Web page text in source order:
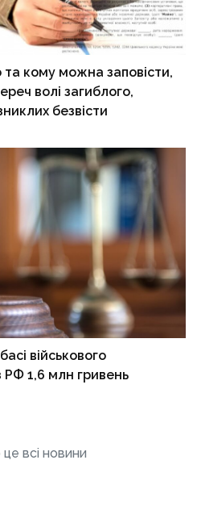
та кому можна заповісти,
волі загиблого,
безвісти
військового
РФ 1,6 млн гривень
всі новини